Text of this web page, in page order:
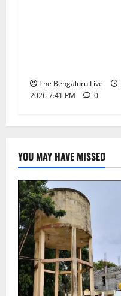
The Bengaluru Live
2026 7:41 PM
0
YOU MAY HAVE MISSED